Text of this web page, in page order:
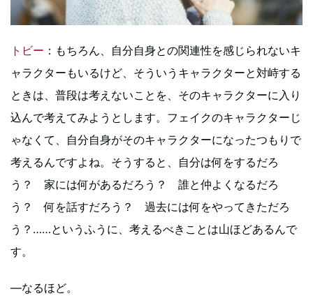
トビー ：もちろん、自分自身との関連性を感じられないキ
ャラクターもいるけど、そういうキャラクターと対峙する
ときは、普段は考えないことを、そのキャラクターに入り
込んで考えてみようとします。フェイクのキャラクターじ
ゃなくて、自分自身がそのキャラクターになったつもりで
考えるんですよね。そうすると、自分は何をするだろ
う？ 家には何があるだろう？ 誰と仲よくなるだろ
う？ 何を話すだろう？ 過去には何をやってきただろ
う？……というふうに、考えるべきことは山ほどあるんで
す。
—なるほど。